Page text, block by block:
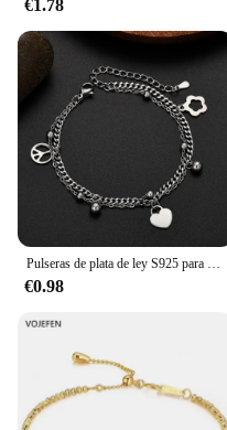
€1.78
Pulseras de plata de ley S925 para mujer, accesorios de boda, joyería de diseño, oro de 18K, corazón encantador, regalos, 18 + 5cm, Original, nuevo
€0.98